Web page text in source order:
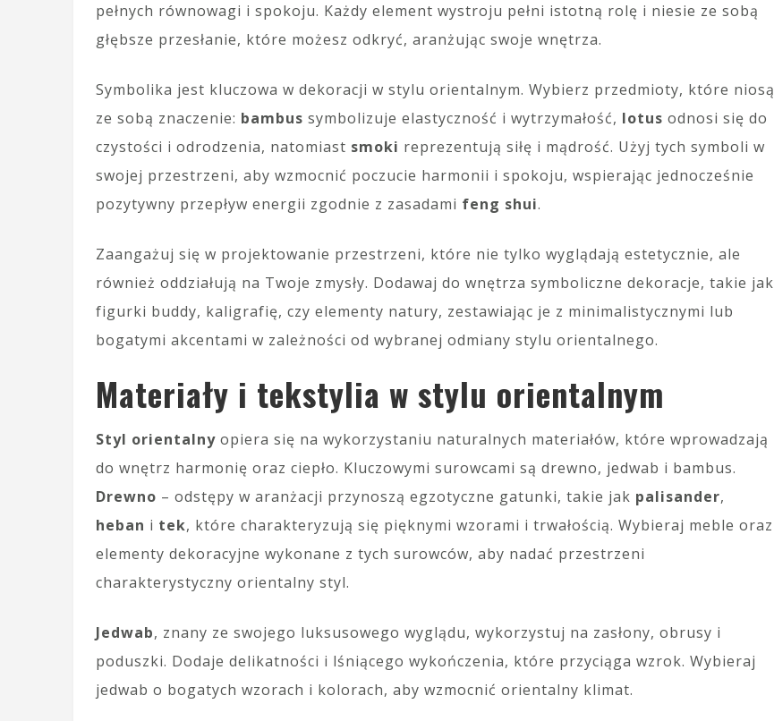
pełnych równowagi i spokoju. Każdy element wystroju pełni istotną rolę i niesie ze sobą
głębsze przesłanie, które możesz odkryć, aranżując swoje wnętrza.
Symbolika jest kluczowa w dekoracji w stylu orientalnym. Wybierz przedmioty, które niosą
ze sobą znaczenie: bambus symbolizuje elastyczność i wytrzymałość, lotus odnosi się do
czystości i odrodzenia, natomiast smoki reprezentują siłę i mądrość. Użyj tych symboli w
swojej przestrzeni, aby wzmocnić poczucie harmonii i spokoju, wspierając jednocześnie
pozytywny przepływ energii zgodnie z zasadami feng shui.
Zaangażuj się w projektowanie przestrzeni, które nie tylko wyglądają estetycznie, ale
również oddziałują na Twoje zmysły. Dodawaj do wnętrza symboliczne dekoracje, takie jak
figurki buddy, kaligrafię, czy elementy natury, zestawiając je z minimalistycznymi lub
bogatymi akcentami w zależności od wybranej odmiany stylu orientalnego.
Materiały i tekstylia w stylu orientalnym
Styl orientalny opiera się na wykorzystaniu naturalnych materiałów, które wprowadzają
do wnętrz harmonię oraz ciepło. Kluczowymi surowcami są drewno, jedwab i bambus.
Drewno – odstępy w aranżacji przynoszą egzotyczne gatunki, takie jak palisander,
heban i tek, które charakteryzują się pięknymi wzorami i trwałością. Wybieraj meble oraz
elementy dekoracyjne wykonane z tych surowców, aby nadać przestrzeni
charakterystyczny orientalny styl.
Jedwab, znany ze swojego luksusowego wyglądu, wykorzystuj na zasłony, obrusy i
poduszki. Dodaje delikatności i lśniącego wykończenia, które przyciąga wzrok. Wybieraj
jedwab o bogatych wzorach i kolorach, aby wzmocnić orientalny klimat.